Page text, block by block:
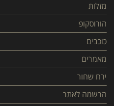
מזלות
הורוסקופ
כוכבים
מאמרים
ירח שחור
הרשמה לאתר